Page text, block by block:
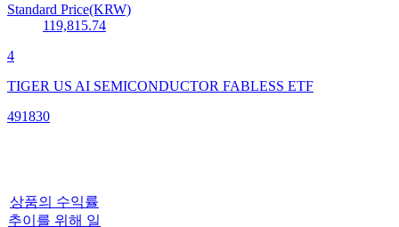
Standard Price(KRW)
119,815.74
4
TIGER US AI SEMICONDUCTOR FABLESS ETF
491830
상품의 수익률
추이를 위해 일